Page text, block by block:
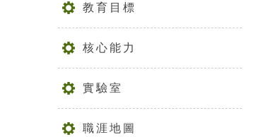
教育目標
核心能力
實驗室
職涯地圖